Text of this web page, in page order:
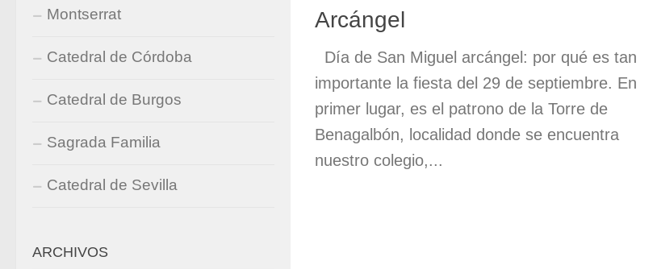
Arcángel
Día de San Miguel arcángel: por qué es tan
importante la fiesta del 29 de septiembre. En
primer lugar, es el patrono de la Torre de
Benagalbón, localidad donde se encuentra
nuestro colegio,...
Montserrat
Catedral de Córdoba
Catedral de Burgos
Sagrada Familia
Catedral de Sevilla
ARCHIVOS